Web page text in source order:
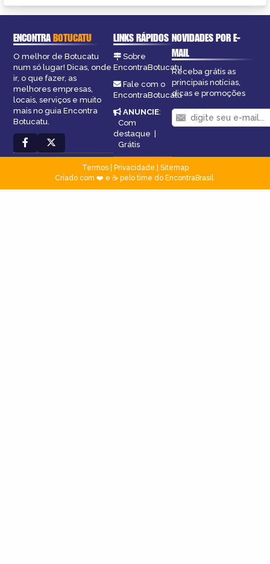
ENCONTRABOTUCATU
O melhor de Botucatu
num só lugar! Dicas, onde
ir, o que fazer, as
melhores empresas,
locais, serviços e muito
mais no guia Encontra
Botucatu.
LINKS RÁPIDOS
Sobre
EncontraBotucatu
Fale com o
EncontraBotucatu
ANUNCIE:
Com
destaque
Grátis
NOVIDADES POR E-
MAIL
Receba grátis as
principais notícias,
dicas e promoções
Termos| Privacidade
Sitemap
Criado com ❤️ e ☕ pelo time do EncontraBrasil